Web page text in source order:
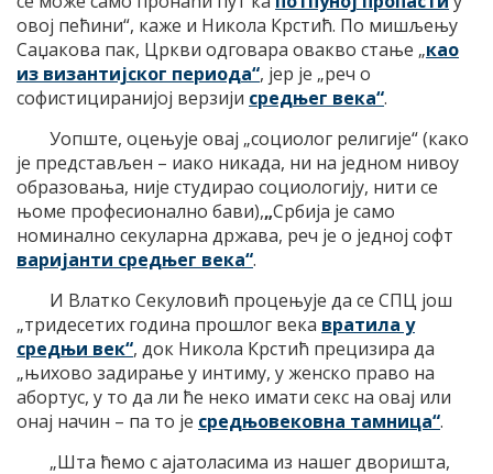
овој пећини“, каже и Никола Крстић. По мишљењу
Саџакова пак, Цркви одговара овакво стање „као
из византијског периода“, јер је „реч о
софистициранијој верзији средњег века“.
Уопште, оцењује овај „социолог религије“ (како
је представљен – иако никада, ни на једном нивоу
образовања, није студирао социологију, нити се
њоме професионално бави),„Србија је само
номинално секуларна држава, реч је о једној софт
варијанти средњег века“.
И Влатко Секуловић процењује да се СПЦ још
„тридесетих година прошлог века вратила у
средњи век“, док Никола Крстић прецизира да
„њихово задирање у интиму, у женско право на
абортус, у то да ли ће неко имати секс на овај или
онај начин – па то је средњовековна тамница“.
„Шта ћемо с ајатоласима из нашег дворишта,